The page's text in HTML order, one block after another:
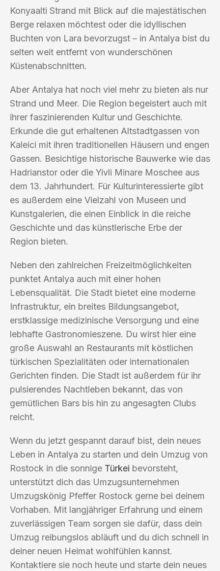
Konyaalti Strand mit Blick auf die majestätischen
Berge relaxen möchtest oder die idyllischen
Buchten von Lara bevorzugst – in Antalya bist du
selten weit entfernt von wunderschönen
Küstenabschnitten.
Aber Antalya hat noch viel mehr zu bieten als nur
Strand und Meer. Die Region begeistert auch mit
ihrer faszinierenden Kultur und Geschichte.
Erkunde die gut erhaltenen Altstadtgassen von
Kaleici mit ihren traditionellen Häusern und engen
Gassen. Besichtige historische Bauwerke wie das
Hadrianstor oder die Yivli Minare Moschee aus
dem 13. Jahrhundert. Für Kulturinteressierte gibt
es außerdem eine Vielzahl von Museen und
Kunstgalerien, die einen Einblick in die reiche
Geschichte und das künstlerische Erbe der
Region bieten.
Neben den zahlreichen Freizeitmöglichkeiten
punktet Antalya auch mit einer hohen
Lebensqualität. Die Stadt bietet eine moderne
Infrastruktur, ein breites Bildungsangebot,
erstklassige medizinische Versorgung und eine
lebhafte Gastronomieszene. Du wirst hier eine
große Auswahl an Restaurants mit köstlichen
türkischen Spezialitäten oder internationalen
Gerichten finden. Die Stadt ist außerdem für ihr
pulsierendes Nachtleben bekannt, das von
gemütlichen Bars bis hin zu angesagten Clubs
reicht.
Wenn du jetzt gespannt darauf bist, dein neues
Leben in Antalya zu starten und dein Umzug von
Rostock in die sonnige Türkei bevorsteht,
unterstützt dich das Umzugsunternehmen
Umzugskönig Pfeffer Rostock gerne bei deinem
Vorhaben. Mit langjähriger Erfahrung und einem
zuverlässigen Team sorgen sie dafür, dass dein
Umzug reibungslos abläuft und du dich schnell in
deiner neuen Heimat wohlfühlen kannst.
Kontaktiere sie noch heute und starte dein neues